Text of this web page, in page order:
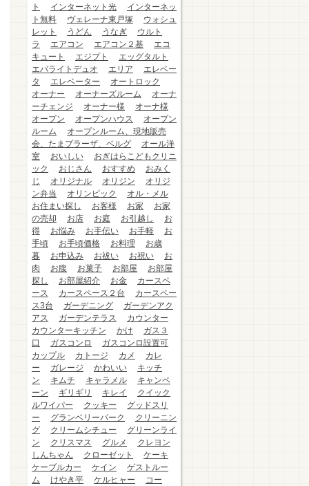
ト
インターネット光
インターネッ
ト無料
ヴェレーナ東戸塚
ウォシュ
レット
うどん うなぎ
ウルト
ラ
エアコン エアコン２基
エコ
キュート
エジプト
エッグタルト
エバライトデュオ
エリア
エレベー
タ
エレベーター
オートロック
オーナー
オーナーズルーム
オーナ
ーチェンジ
オーナー様
オーナ様
オープン
オープンハウス
オープン
ルーム
オープンルーム、現地販売
会、たまプラーザ、ベルグ
オール洋
室
おいしい
おぎはらこどもクリニ
ック
おじさん おすすめ
おみく
じ
オリジナル オリジン
オリジ
ン弁当
オリンピック
オル・メル
お住まい探し
お客様 お家
お家
の売却
お店 お庭 お引越し
お
得
お悩み お手伝い お手軽
お
手頃
お手頃価格 お料理
お歳
暮
お申込み お祓い お祝い
お
肉
お腹 お菓子 お部屋
お部屋
探し
お部屋紹介 お金
カースペ
ース
カースペース２台
カースペー
ス3台
ガーデニング
ガーデンアク
アス
ガーデンテラス
カウンター
カウンターキッチン
かけ
ガス３
口
ガスコンロ
ガスコンロ設置可
カップル
カトージ カメ
カレ
ー
ガレージ かわいい
キッチ
ン
キムチ キャラメル
キャンペ
ーン
ギリギリ キレイ
クイック
ルワイパー
クッキー
グッドスリ
ー
グランベリーパーク
クリーニン
グ
クリームシチュー
グリーンライ
ン
クリスマス グルメ
クレヨン
しんちゃん
クローゼット
ケーキ
ケーブルカー
ケイン
ゲストルー
ム
けやき平 ケルヒャー
コー